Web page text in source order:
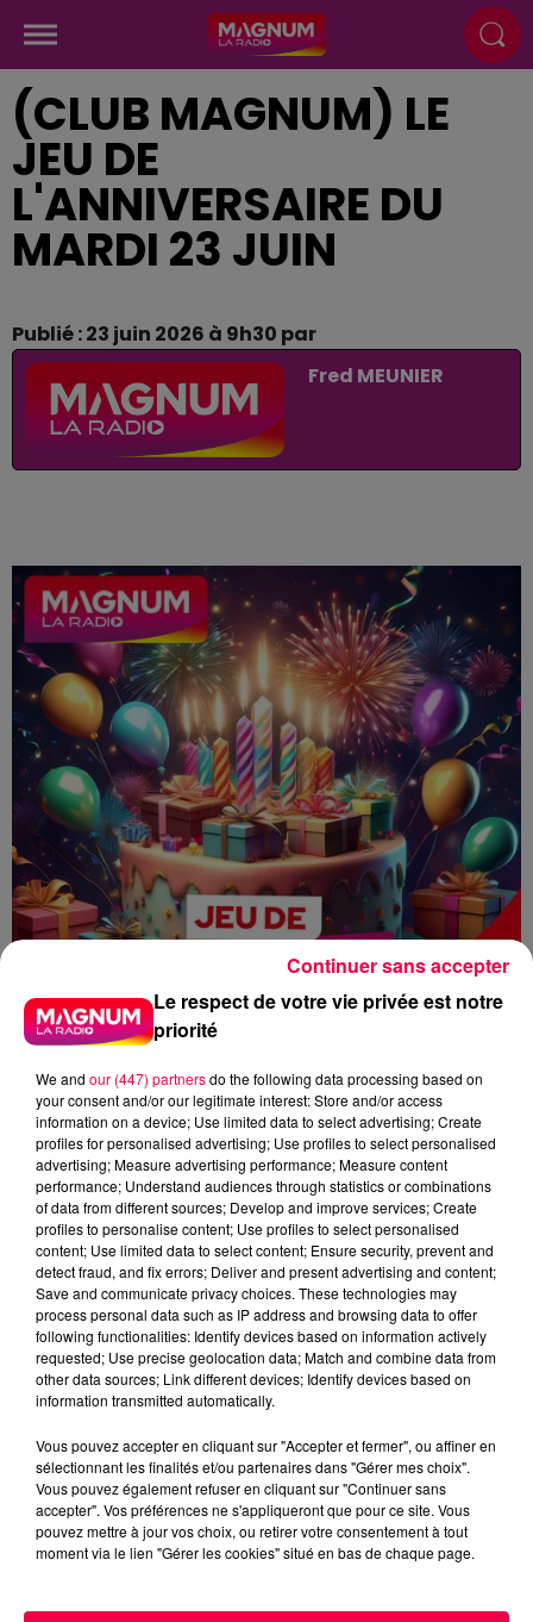
(CLUB MAGNUM) LE
JEU DE
L'ANNIVERSAIRE DU
MARDI 23 JUIN
Publié : 23 juin 2026 à 9h30 par
Fred MEUNIER
Jeu de l'anniversaire
Anniversaire
Club Magnum
Magnum la Radio
Magnum
Radio
Vosges
Meurthe et Moselle
Haute Marne
Alsace
Meuse Grand Est
Fred
Retrouvez le Jeu de l'Anniversaire chaque matin
à 09h35 dans Club Magnum
0:00 2 min 2 sec
Le respect de votre vie privée est notre
priorité
We and our (447) partnersdo the following data processing based on
your consent and/or our legitimate interest: Store and/or access
information on a device; Use limited data to select advertising; Create
profiles for personalised advertising; Use profiles to select personalised
advertising; Measure advertising performance; Measure content
performance; Understand audiences through statistics or combinations
of data from different sources; Develop and improve services; Create
profiles to personalise content; Use profiles to select personalised
content; Use limited data to select content; Ensure security, prevent and
detect fraud, and fix errors; Deliver and present advertising and content;
Save and communicate privacy choices. These technologies may
process personal data such as IP address and browsing data to offer
following functionalities: Identify devices based on information actively
requested; Use precise geolocation data; Match and combine data from
other data sources; Link different devices; Identify devices based on
information transmitted automatically.
Vous pouvez accepter en cliquant sur "Accepter et fermer", ou affiner en
sélectionnant les finalités et/ou partenaires dans "Gérer mes choix".
Vous pouvez également refuser en cliquant sur "Continuer sans
accepter". Vos préférences ne s'appliqueront que pour ce site. Vous
pouvez mettre à jour vos choix, ou retirer votre consentement à tout
moment via le lien "Gérer les cookies" situé en bas de chaque page.
Continuer sans accepter